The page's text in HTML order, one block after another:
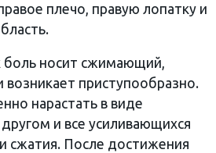
плечо, правую лопатку и
боль носит сжимающий,
возникает приступообразно.
нарастать в виде
и все усиливающихся
сжатия. После достижения